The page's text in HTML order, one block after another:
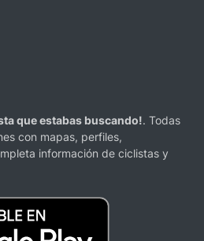
que estabas buscando!. Todas
con mapas, perfiles,
información de ciclistas y